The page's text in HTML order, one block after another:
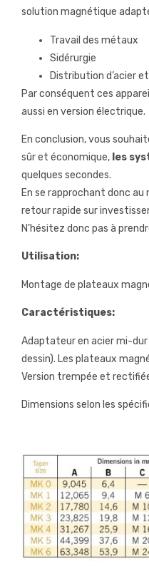
solution magnétique
Travail des métaux
Sidérurgie
Distribution d’acier
Par conséquent ces
aussi en version électrique.
En conclusion, vous
sûr et économique, les
quelques secondes.
En se rapprochant donc
retour rapide sur
N’hésitez donc pas à
Utilisation:
Montage de plateaux
Caractéristiques:
Adaptateur en acier mi-
dessin). Les plateaux
Version trempée et
Dimensions selon les